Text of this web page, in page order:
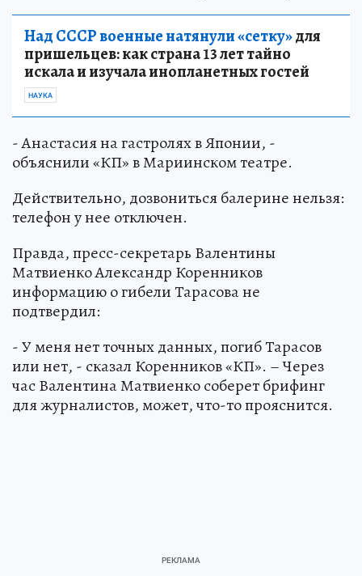
Над СССР военные натянули «сетку»для
пришельцев: как страна 13 лет тайно
искала и изучала инопланетных гостей
НАУКА
- Анастасия на гастролях в Японии, -
объяснили «КП» в Мариинском театре.
Действительно, дозвониться балерине нельзя:
телефон у нее отключен.
Правда, пресс-секретарь Валентины
Матвиенко Александр Коренников
информацию о гибели Тарасова не
подтвердил:
- У меня нет точных данных, погиб Тарасов
или нет, - сказал Коренников «КП». – Через
час Валентина Матвиенко соберет брифинг
для журналистов, может, что-то прояснится.